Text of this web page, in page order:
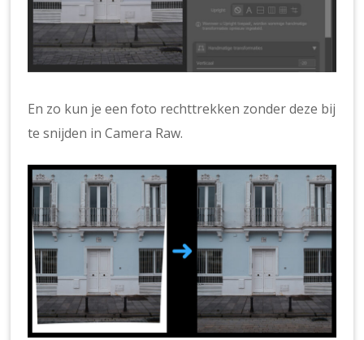
En zo kun je een foto rechttrekken zonder deze bij
te snijden in Camera Raw.